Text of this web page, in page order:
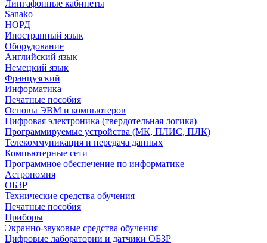
Лингафонные кабинеты
Sanako
НОРД
Иностранный язык
Оборудование
Английский язык
Немецкий язык
Французский
Информатика
Печатные пособия
Основы ЭВМ и компьютеров
Цифровая электроника (твердотельная логика)
Программируемые устройства (МК, ПЛИС, ПЛК)
Телекоммуникация и передача данных
Компьютерные сети
Программное обеспечение по информатике
Астрономия
ОБЗР
Технические средства обучения
Печатные пособия
Приборы
Экранно-звуковые средства обучения
Цифровые лаборатории и датчики ОБЗР